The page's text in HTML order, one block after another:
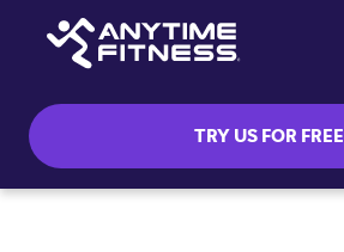
TRY US FOR FREE